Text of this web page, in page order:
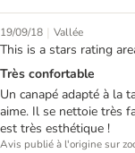
19/09/18 | Vallée
This is a stars rating
Très confortable
Un canapé adapté à la
aime. Il se nettoie très
est très esthétique !
Avis publié à l'origine sur